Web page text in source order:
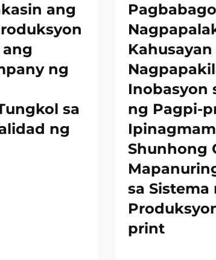
ang
ng
sa
ng
Inobasyon
ng Pagpi-
Shunhong
sa Sistema
print